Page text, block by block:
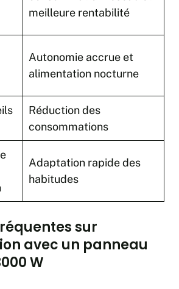
meilleure rentabilité
Autonomie accrue et
alimentation nocturne
Réduction des
consommations
Adaptation rapide des
habitudes
sur
avec un panneau
W